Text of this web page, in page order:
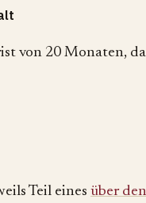
von 20 Monaten,
Teil eines über